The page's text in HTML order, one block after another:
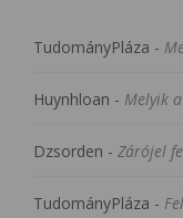
TudományPláza -
Huynhloan - Melyik
Dzsorden - Zárójel
TudományPláza -